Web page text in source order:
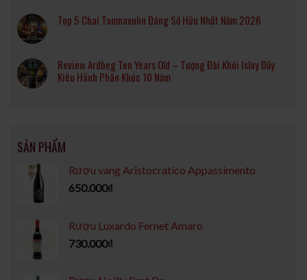
Top 5 Chai Tamnavulin Đáng Sở Hữu Nhất Năm 2026
Review Ardbeg Ten Years Old – Tượng Đài Khói Islay Đầy
Kiêu Hãnh Phân Khúc 10 Năm
SẢN PHẨM
Rượu vang Aristocratico Appassimento
650.000₫
Rượu Luxardo Fernet Amaro
730.000₫